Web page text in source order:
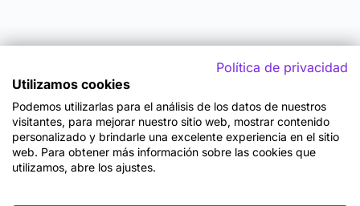
Política de privacidad
Utilizamos cookies
Podemos utilizarlas para el análisis de los datos de nuestros
visitantes, para mejorar nuestro sitio web, mostrar contenido
personalizado y brindarle una excelente experiencia en el sitio
web. Para obtener más información sobre las cookies que
utilizamos, abre los ajustes.